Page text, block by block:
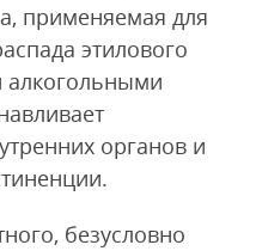
применяемая для
этилового
алкогольными
органов и
безусловно